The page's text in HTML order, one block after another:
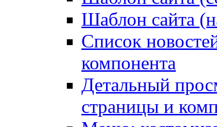
Шаблон сайта
Список
компонента
Детальный
страницы и